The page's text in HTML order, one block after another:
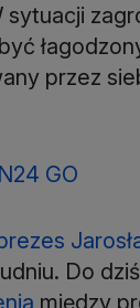
sytuacji
przez
GO
Do
między